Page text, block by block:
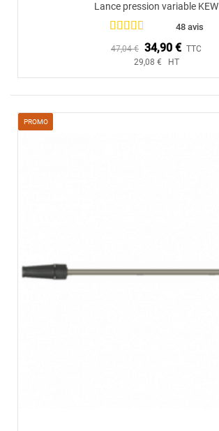
Lance pression variable KEW
48 avis
47,04 € 34,90 € TTC
29,08 € HT
PROMO